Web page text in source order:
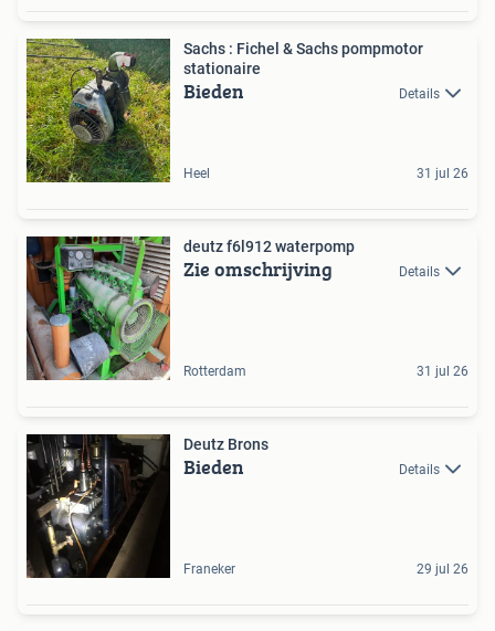
Sachs : Fichel & Sachs pompmotor
stationaire
Bieden Details
Heel 31 jul 26
deutz f6l912 waterpomp
Zie omschrijving Details
Rotterdam 31 jul 26
Deutz Brons
Bieden Details
Franeker 29 jul 26